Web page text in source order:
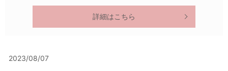
詳細はこちら
2023/08/07